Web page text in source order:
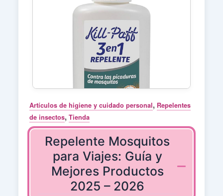
Artículos de higiene y cuidado personal, Repelentes
de insectos, Tienda
Repelente Mosquitos
para Viajes: Guía y
Mejores Productos
2025 – 2026